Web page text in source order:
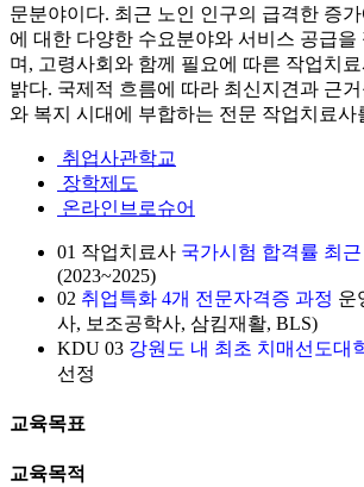
문분야이다. 최근 노인 인구의 급격한 증
에 대한 다양한 수요분야와 서비스 공급을
며, 고령사회와 함께 필요에 따른 작업치
밝다. 국제적 흐름에 따라 최신지견과 근
와 복지 시대에 부합하는 전문 작업치료사
취업사관학교
장학제도
온라인브로슈어
01 작업치료사 국가시험 합격률 최
(2023~2025)
02 취업특화 4개 전문자격증 과정 운
사, 보조공학사, 삼킴재활, BLS)
KDU 03 강원도 내 최초 치매선도대
선정
교육목표
교육목적